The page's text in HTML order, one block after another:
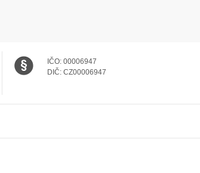
IČO: 00006947
DIČ: CZ00006947